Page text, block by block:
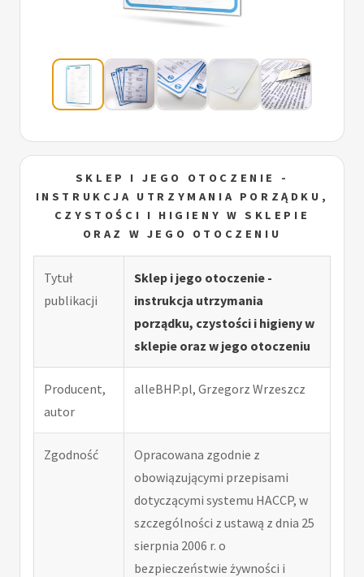
SKLEP I JEGO OTOCZENIE -
INSTRUKCJA UTRZYMANIA PORZĄDKU,
CZYSTOŚCI I HIGIENY W SKLEPIE
ORAZ W JEGO OTOCZENIU
Tytuł
publikacji
Sklep i jego otoczenie -
instrukcja utrzymania
porządku, czystości i higieny w
sklepie oraz w jego otoczeniu
Producent,
autor
alleBHP.pl, Grzegorz Wrzeszcz
Zgodność
Opracowana zgodnie z
obowiązującymi przepisami
dotyczącymi systemu HACCP, w
szczególności z ustawą z dnia 25
sierpnia 2006 r. o
bezpieczeństwie żywności i